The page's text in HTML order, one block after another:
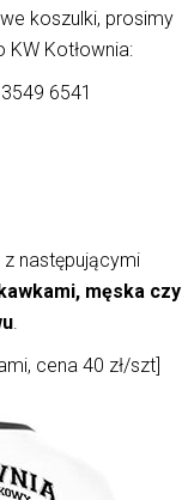
koszulki, prosimy
KW Kotłownia:
6541
z następującymi
męska czy
.
cena 40 zł/szt]